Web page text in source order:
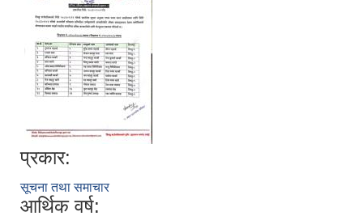
प्रकार:
सूचना तथा समाचार
आर्थिक वर्ष: